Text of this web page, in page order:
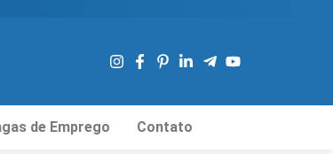
de Emprego Contato